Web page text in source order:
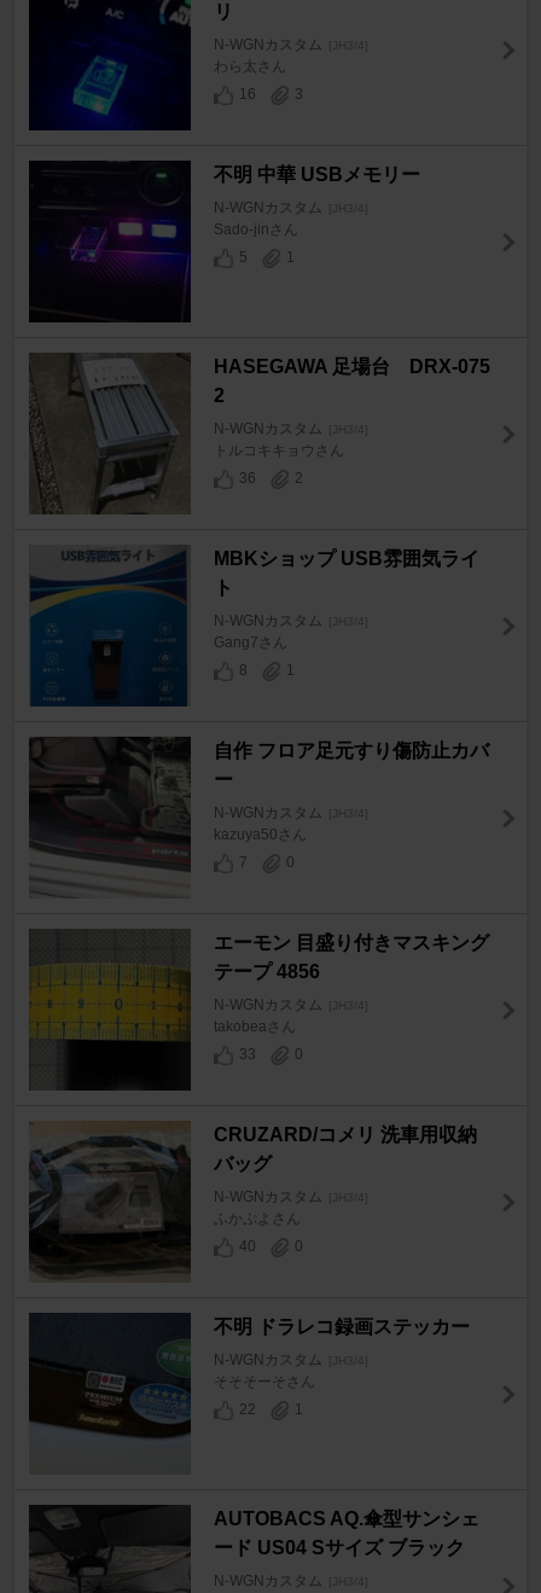
リ
N-WGNカスタム [JH3/4]
わら太さん
16
3
不明 中華 USBメモリー
N-WGNカスタム [JH3/4]
Sado-jinさん
5
1
HASEGAWA 足場台 DRX-075
2
N-WGNカスタム [JH3/4]
トルコキキョウさん
36
2
MBKショップ USB雰囲気ライ
ト
N-WGNカスタム [JH3/4]
Gang7さん
8
1
自作 フロア足元すり傷防止カバ
ー
N-WGNカスタム [JH3/4]
kazuya50さん
7
0
エーモン 目盛り付きマスキング
テープ 4856
N-WGNカスタム [JH3/4]
takobeaさん
33
0
CRUZARD/コメリ 洗車用収納
バッグ
N-WGNカスタム [JH3/4]
ふかぷよさん
40
0
不明 ドラレコ録画ステッカー
N-WGNカスタム [JH3/4]
そそそーそさん
22
1
AUTOBACS AQ.傘型サンシェ
ード US04 Sサイズ ブラック
N-WGNカスタム [JH3/4]